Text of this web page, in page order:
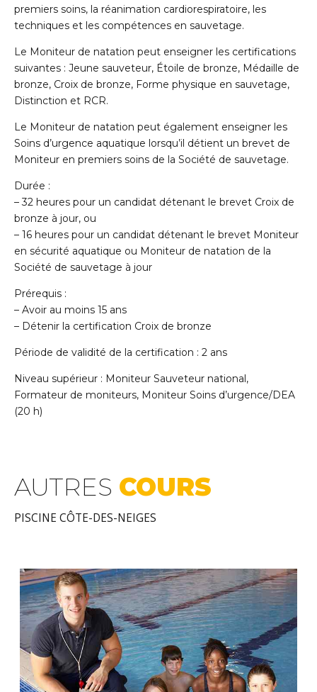
premiers soins, la réanimation cardiorespiratoire, les
techniques et les compétences en sauvetage.
Le Moniteur de natation peut enseigner les certifications
suivantes : Jeune sauveteur, Étoile de bronze, Médaille de
bronze, Croix de bronze, Forme physique en sauvetage,
Distinction et RCR.
Le Moniteur de natation peut également enseigner les
Soins d’urgence aquatique lorsqu’il détient un brevet de
Moniteur en premiers soins de la Société de sauvetage.
Durée :
– 32 heures pour un candidat détenant le brevet Croix de
bronze à jour, ou
– 16 heures pour un candidat détenant le brevet Moniteur
en sécurité aquatique ou Moniteur de natation de la
Société de sauvetage à jour
Prérequis :
– Avoir au moins 15 ans
– Détenir la certification Croix de bronze
Période de validité de la certification : 2 ans
Niveau supérieur : Moniteur Sauveteur national,
Formateur de moniteurs, Moniteur Soins d’urgence/DEA
(20 h)
AUTRES COURS
PISCINE CÔTE-DES-NEIGES